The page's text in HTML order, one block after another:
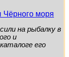
моря
на рыбалку в
и
его